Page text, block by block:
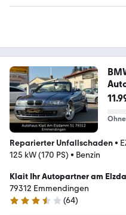
Reparierter Unfallschaden•
125 kW (170 PS) • Benzin
Klait Ihr Autopartner am
79312 Emmendingen
3.7 Sterne
(64)